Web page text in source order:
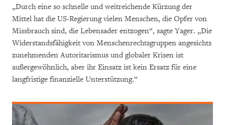
„Durch eine so schnelle und weitreichende Kürzung der
Mittel hat die US-Regierung vielen Menschen, die Opfer von
Missbrauch sind, die Lebensader entzogen“, sagte Yager. „Die
Widerstandsfähigkeit von Menschenrechtsgruppen angesichts
zunehmenden Autoritarismus und globaler Krisen ist
außergewöhnlich, aber ihr Einsatz ist kein Ersatz für eine
langfristige finanzielle Unterstützung.“